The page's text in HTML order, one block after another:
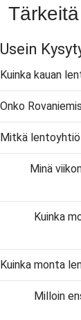
Usein
Kuinka kauan
Onko
Mitkä
Minä
Kuinka
Kuinka monta
Milloin